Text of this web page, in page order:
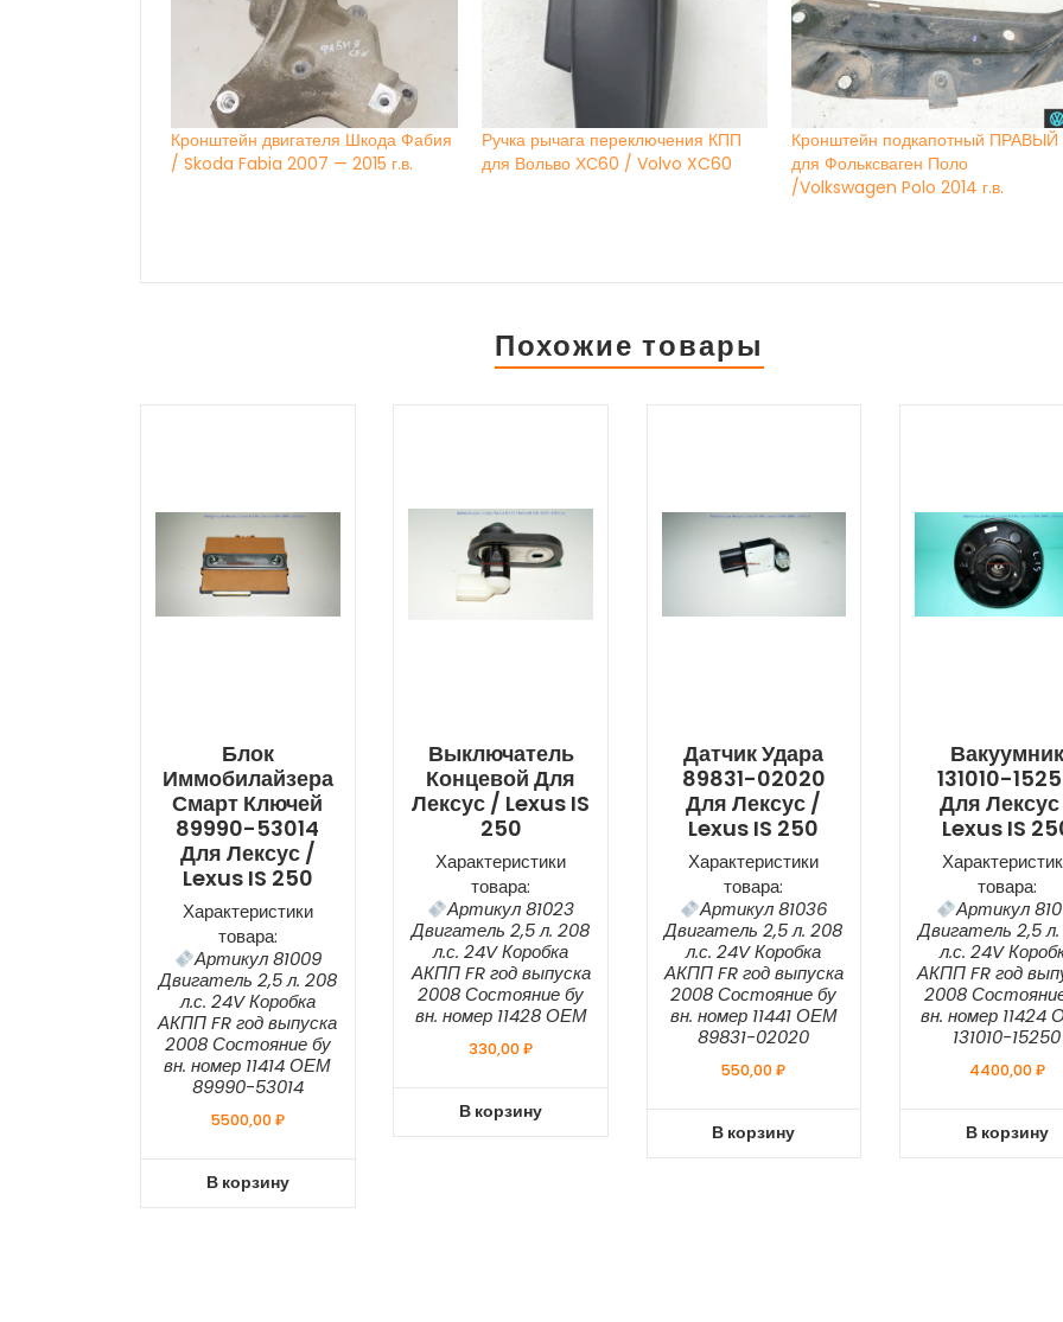
Кронштейн двигателя Шкода Фабия
/ Skoda Fabia 2007 — 2015 г.в.
Ручка рычага переключения КПП
для Вольво ХС60 / Volvo XC60
Кронштейн подкапотный ПРАВЫЙ
для Фольксваген Поло
/Volkswagen Polo 2014 г.в.
Похожие товары
Блок
Иммобилайзера
Смарт Ключей
89990-53014
Для Лексус /
Lexus IS 250
Характеристики
товара:
Артикул 81009
Двигатель 2,5 л. 208
л.с. 24V Коробка
АКПП FR год выпуска
2008 Состояние бу
вн. номер 11414 ОЕМ
89990-53014
5500,00₽
В корзину
Выключатель
Концевой Для
Лексус / Lexus IS
250
Характеристики
товара:
Артикул 81023
Двигатель 2,5 л. 208
л.с. 24V Коробка
АКПП FR год выпуска
2008 Состояние бу
вн. номер 11428 ОЕМ
330,00₽
В корзину
Датчик Удара
89831-02020
Для Лексус /
Lexus IS 250
Характеристики
товара:
Артикул 81036
Двигатель 2,5 л. 208
л.с. 24V Коробка
АКПП FR год выпуска
2008 Состояние бу
вн. номер 11441 ОЕМ
89831-02020
550,00₽
В корзину
Вакуумник
131010-
Для
Lexus IS
товара:
Артикул
Двигатель 2,5
л.с. 24V
АКПП FR год
2008
вн. номер 11424
131010-15250
4400,00₽
В корзину